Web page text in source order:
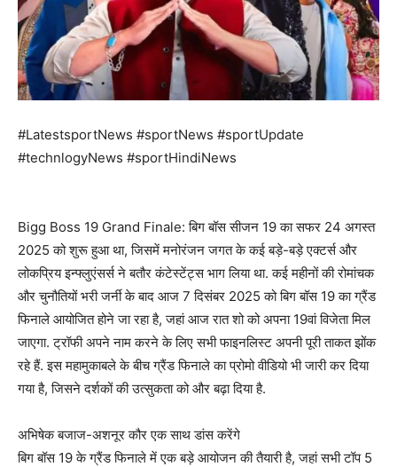
#LatestsportNews #sportNews #sportUpdate
#technlogyNews #sportHindiNews
Bigg Boss 19 Grand Finale: बिग बॉस सीजन 19 का सफर 24 अगस्त
2025 को शुरू हुआ था, जिसमें मनोरंजन जगत के कई बड़े-बड़े एक्टर्स और
लोकप्रिय इन्फ्लुएंसर्स ने बतौर कंटेस्टेंट्स भाग लिया था. कई महीनों की रोमांचक
और चुनौतियों भरी जर्नी के बाद आज 7 दिसंबर 2025 को बिग बॉस 19 का ग्रैंड
फिनाले आयोजित होने जा रहा है, जहां आज रात शो को अपना 19वां विजेता मिल
जाएगा. ट्रॉफी अपने नाम करने के लिए सभी फाइनलिस्ट अपनी पूरी ताकत झोंक
रहे हैं. इस महामुकाबले के बीच ग्रैंड फिनाले का प्रोमो वीडियो भी जारी कर दिया
गया है, जिसने दर्शकों की उत्सुकता को और बढ़ा दिया है.
अभिषेक बजाज-अशनूर कौर एक साथ डांस करेंगे
बिग बॉस 19 के ग्रैंड फिनाले में एक बड़े आयोजन की तैयारी है, जहां सभी टॉप 5